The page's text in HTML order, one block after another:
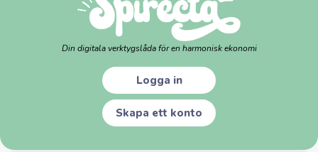
Din digitala verktygslåda för en harmonisk ekonomi
Logga in
Skapa ett konto